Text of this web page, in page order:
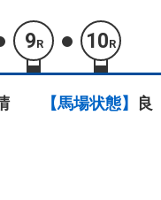
9R 10R
【馬場状態】 良